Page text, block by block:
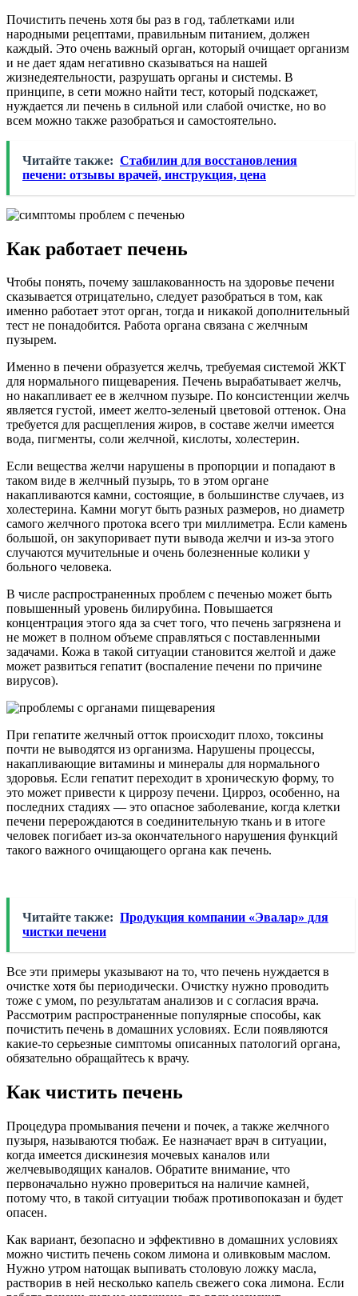
Почистить печень хотя бы раз в год, таблетками или
народными рецептами, правильным питанием, должен
каждый. Это очень важный орган, который очищает организм
и не дает ядам негативно сказываться на нашей
жизнедеятельности, разрушать органы и системы. В
принципе, в сети можно найти тест, который подскажет,
нуждается ли печень в сильной или слабой очистке, но во
всем можно также разобраться и самостоятельно.
Читайте также: Стабилин для восстановления
печени: отзывы врачей, инструкция, цена
Как работает печень
Чтобы понять, почему зашлакованность на здоровье печени
сказывается отрицательно, следует разобраться в том, как
именно работает этот орган, тогда и никакой дополнительный
тест не понадобится. Работа органа связана с желчным
пузырем.
Именно в печени образуется желчь, требуемая системой ЖКТ
для нормального пищеварения. Печень вырабатывает желчь,
но накапливает ее в желчном пузыре. По консистенции желчь
является густой, имеет желто-зеленый цветовой оттенок. Она
требуется для расщепления жиров, в составе желчи имеется
вода, пигменты, соли желчной, кислоты, холестерин.
Если вещества желчи нарушены в пропорции и попадают в
таком виде в желчный пузырь, то в этом органе
накапливаются камни, состоящие, в большинстве случаев, из
холестерина. Камни могут быть разных размеров, но диаметр
самого желчного протока всего три миллиметра. Если камень
большой, он закупоривает пути вывода желчи и из-за этого
случаются мучительные и очень болезненные колики у
больного человека.
В числе распространенных проблем с печенью может быть
повышенный уровень билирубина. Повышается
концентрация этого яда за счет того, что печень загрязнена и
не может в полном объеме справляться с поставленными
задачами. Кожа в такой ситуации становится желтой и даже
может развиться гепатит (воспаление печени по причине
вирусов).
При гепатите желчный отток происходит плохо, токсины
почти не выводятся из организма. Нарушены процессы,
накапливающие витамины и минералы для нормального
здоровья. Если гепатит переходит в хроническую форму, то
это может привести к циррозу печени. Цирроз, особенно, на
последних стадиях — это опасное заболевание, когда клетки
печени перерождаются в соединительную ткань и в итоге
человек погибает из-за окончательного нарушения функций
такого важного очищающего органа как печень.
Читайте также: Продукция компании «Эвалар» для
чистки печени
Все эти примеры указывают на то, что печень нуждается в
очистке хотя бы периодически. Очистку нужно проводить
тоже с умом, по результатам анализов и с согласия врача.
Рассмотрим распространенные популярные способы, как
почистить печень в домашних условиях. Если появляются
какие-то серьезные симптомы описанных патологий органа,
обязательно обращайтесь к врачу.
Как чистить печень
Процедура промывания печени и почек, а также желчного
пузыря, называются тюбаж. Ее назначает врач в ситуации,
когда имеется дискинезия мочевых каналов или
желчевыводящих каналов. Обратите внимание, что
первоначально нужно провериться на наличие камней,
потому что, в такой ситуации тюбаж противопоказан и будет
опасен.
Как вариант, безопасно и эффективно в домашних условиях
можно чистить печень соком лимона и оливковым маслом.
Нужно утром натощак выпивать столовую ложку масла,
растворив в ней несколько капель свежего сока лимона. Если